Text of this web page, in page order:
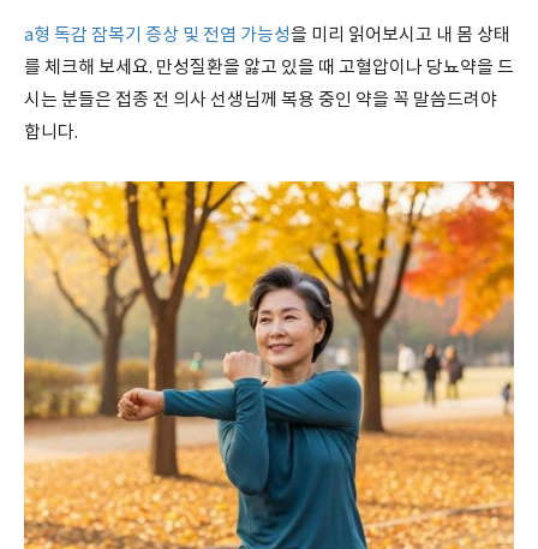
a형 독감 잠복기 증상 및 전염 가능성을 미리 읽어보시고 내 몸 상태
를 체크해 보세요. 만성질환을 앓고 있을 때 고혈압이나 당뇨약을 드
시는 분들은 접종 전 의사 선생님께 복용 중인 약을 꼭 말씀드려야
합니다.